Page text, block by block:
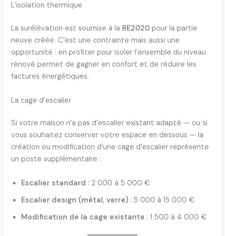
L’isolation thermique
La surélévation est soumise à la RE2020 pour la partie
neuve créée. C’est une contrainte mais aussi une
opportunité : en profiter pour isoler l’ensemble du niveau
rénové permet de gagner en confort et de réduire les
factures énergétiques.
La cage d’escalier
Si votre maison n’a pas d’escalier existant adapté — ou si
vous souhaitez conserver votre espace en dessous — la
création ou modification d’une cage d’escalier représente
un poste supplémentaire :
Escalier standard : 2 000 à 5 000 €
Escalier design (métal, verre) : 5 000 à 15 000 €
Modification de la cage existante : 1 500 à 4 000 €